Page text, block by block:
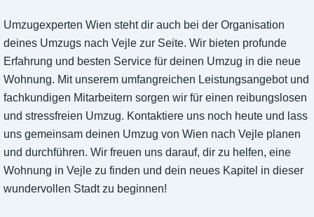
Umzugexperten Wien steht dir auch bei der Organisation
deines Umzugs nach Vejle zur Seite. Wir bieten profunde
Erfahrung und besten Service für deinen Umzug in die neue
Wohnung. Mit unserem umfangreichen Leistungsangebot und
fachkundigen Mitarbeitern sorgen wir für einen reibungslosen
und stressfreien Umzug. Kontaktiere uns noch heute und lass
uns gemeinsam deinen Umzug von Wien nach Vejle planen
und durchführen. Wir freuen uns darauf, dir zu helfen, eine
Wohnung in Vejle zu finden und dein neues Kapitel in dieser
wundervollen Stadt zu beginnen!